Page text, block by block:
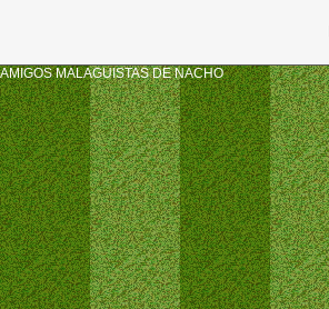
AMIGOS MALAGUISTAS DE NACHO